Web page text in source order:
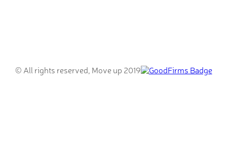
© All rights reserved, Move up 2019